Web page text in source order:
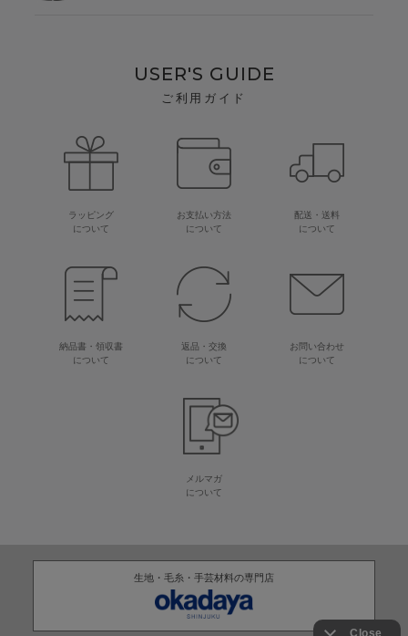
USER'S GUIDE
ご利用ガイド
ラッピング
について
お支払い方法
について
配送・送料
について
納品書・領収書
について
返品・交換
について
お問い合わせ
について
メルマガ
について
生地・毛糸・手芸材料の専門店